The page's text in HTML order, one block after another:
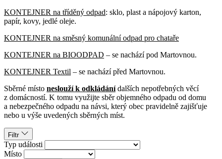
KONTEJNER na tříděný odpad: sklo, plast a nápojový karton,
papír, kovy, jedlé oleje.
KONTEJNER na směsný komunální odpad pro chataře
KONTEJNER na BIOODPAD – se nachází pod Martovnou.
KONTEJNER Textil – se nachází před Martovnou.
Sběrné místo neslouží k odkládánídalších nepotřebných věcí
z domácností. K tomu využijte sběr objemného odpadu od domu
a nebezpečného odpadu na návsi, který obec pravidelně zajišťuje
nebo u výše uvedených sběrných míst.
Filtr
Typ události
Místo